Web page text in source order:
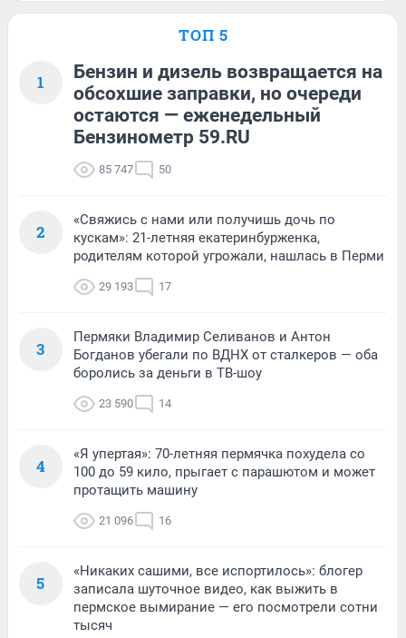
ТОП 5
1
Бензин и дизель возвращается на
обсохшие заправки, но очереди
остаются — еженедельный
Бензинометр 59.RU
85 747 50
2
«Свяжись с нами или получишь дочь по
кускам»: 21-летняя екатеринбурженка,
родителям которой угрожали, нашлась в Перми
29 193 17
3
Пермяки Владимир Селиванов и Антон
Богданов убегали по ВДНХ от сталкеров — оба
боролись за деньги в ТВ-шоу
23 590 14
4
«Я упертая»: 70-летняя пермячка похудела со
100 до 59 кило, прыгает с парашютом и может
протащить машину
21 096 16
5
«Никаких сашими, все испортилось»: блогер
записала шуточное видео, как выжить в
пермское вымирание — его посмотрели сотни
тысяч